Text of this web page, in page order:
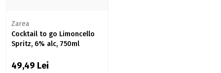
Zarea
Cocktail to go Limoncello
Spritz, 6% alc, 750ml
49,49 Lei